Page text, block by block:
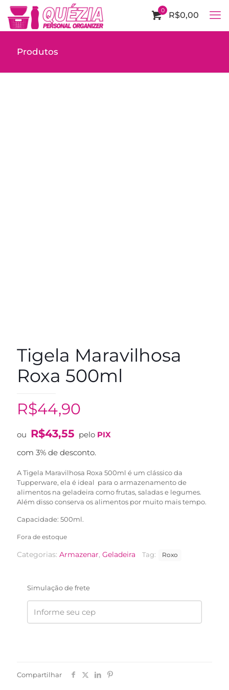
0 R$0,00
Produtos
Tigela Maravilhosa
Roxa 500ml
R$44,90
ou R$43,55 pelo PIX
com 3% de desconto.
A Tigela Maravilhosa Roxa 500ml é um clássico da
Tupperware, ela é ideal para o armazenamento de
alimentos na geladeira como frutas, saladas e legumes.
Além disso conserva os alimentos por muito mais tempo.
Capacidade: 500ml.
Fora de estoque
Categorias: Armazenar, Geladeira Tag: Roxo
Simulação de frete
Compartilhar